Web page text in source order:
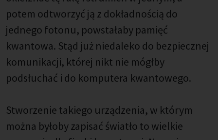
potem odtworzyć ją z dokładnością do
jednego fotonu, powstałaby pamięć
kwantowa. Stąd już niedaleko do bezpiecznej
komunikacji, której nikt nie mógłby
podsłuchać i do komputera kwantowego.
Stworzenie takiego urządzenia, w którym
można byłoby zapisać światło to wielkie